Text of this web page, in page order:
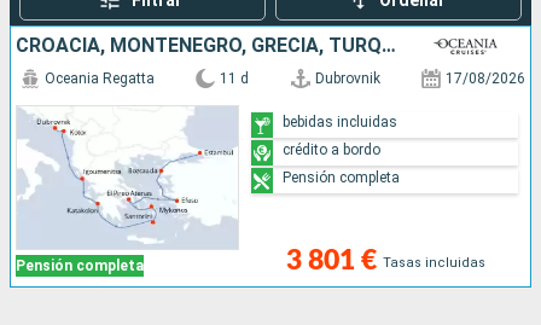
CROACIA, MONTENEGRO, GRECIA, TURQUÍA
Pensión completa
Oceania Regatta 11 d Dubrovnik 17/08/2026
3 801 € Tasas incluidas
bebidas incluidas
crédito a bordo
Pensión completa